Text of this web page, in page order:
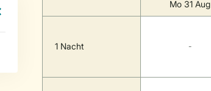
Mo 31 Aug
1 Nacht -